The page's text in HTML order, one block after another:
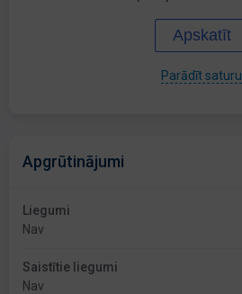
Apskatīt
Parādīt saturu
Apgrūtinājumi
Liegumi
Nav
Saistītie liegumi
Nav